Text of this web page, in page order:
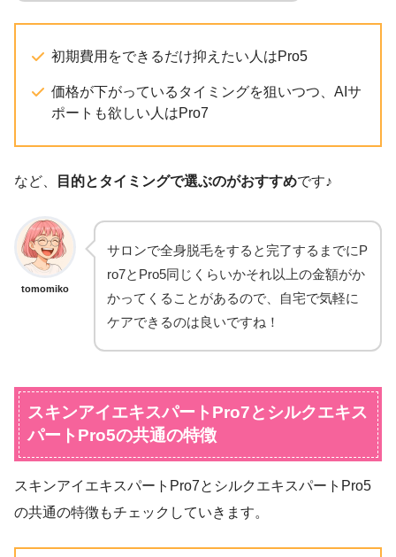
初期費用をできるだけ抑えたい人はPro5
価格が下がっているタイミングを狙いつつ、AIサ
ポートも欲しい人はPro7
など、 目的とタイミングで選ぶのがおすすめです♪
tomomiko
サロンで全身脱毛をすると完了するまでにP
ro7とPro5同じくらいかそれ以上の金額がか
かってくることがあるので、自宅で気軽に
ケアできるのは良いですね！
スキンアイエキスパートPro7とシルクエキス
パートPro5の共通の特徴
スキンアイエキスパートPro7とシルクエキスパートPro5
の共通の特徴もチェックしていきます。